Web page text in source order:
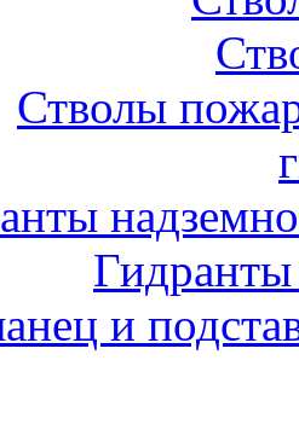
Стволы
и